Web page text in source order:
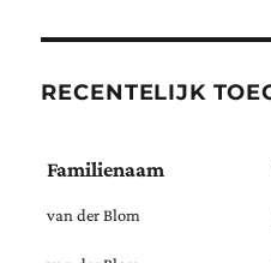
RECENTELIJK
Familienaam
van der Blom